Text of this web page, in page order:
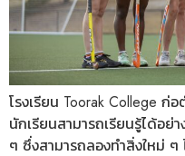
โรงเรียน Toorak College ก่
นักเรียนสามารถเรียนรู้ได้อย่
ๆ ซึ่งสามารถลองทำสิ่งใหม่